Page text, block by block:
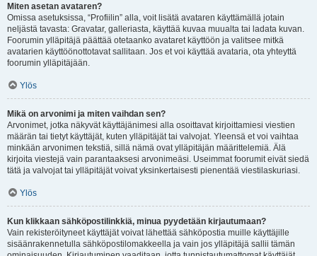
Miten asetan avataren?
Omissa asetuksissa, “Profiilin” alla, voit lisätä avataren käyttämällä jotain
neljästä tavasta: Gravatar, galleriasta, käyttää kuvaa muualta tai ladata kuvan.
Foorumin ylläpitäjä päättää otetaanko avataret käyttöön ja valitsee mitkä
avatarien käyttöönottotavat sallitaan. Jos et voi käyttää avataria, ota yhteyttä
foorumin ylläpitäjään.
Ylös
Mikä on arvonimi ja miten vaihdan sen?
Arvonimet, jotka näkyvät käyttäjänimesi alla osoittavat kirjoittamiesi viestien
määrän tai tietyt käyttäjät, kuten ylläpitäjät tai valvojat. Yleensä et voi vaihtaa
minkään arvonimen tekstiä, sillä nämä ovat ylläpitäjän määrittelemiä. Älä
kirjoita viestejä vain parantaaksesi arvonimeäsi. Useimmat foorumit eivät siedä
tätä ja valvojat tai ylläpitäjät voivat yksinkertaisesti pienentää viestilaskuriasi.
Ylös
Kun klikkaan sähköpostilinkkiä, minua pyydetään kirjautumaan?
Vain rekisteröityneet käyttäjät voivat lähettää sähköpostia muille käyttäjille
sisäänrakennetulla sähköpostilomakkeella ja vain jos ylläpitäjä sallii tämän